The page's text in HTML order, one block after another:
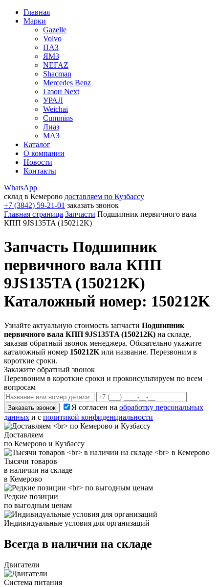
Главная
Марки
Gazelle
Volvo
ПАЗ
ЯМЗ
NEFAZ
Shacman
Mercedes Benz
Газон Next
УРАЛ
Weichai
Cummins
Лиаз
МАЗ
Каталог
О компании
Новости
Контакты
WhatsApp
склад в Кемерово доставляем по Кузбассу
+7 (3842) 59-21-01 заказать звонок
Главная страница Запчасти Подшипник первичного вала
КПП 9JS135TA (150212K)
Запчасть Подшипник
первичного вала КПП
9JS135TA (150212K)
Каталожный номер: 150212K
Узнайте актуальную стоимость запчасти Подшипник
первичного вала КПП 9JS135TA (150212K) на складе,
заказав обратный звонок менеджера. Обязательно укажите
каталожный номер 150212K или название. Перезвоним в
короткие сроки.
Закажите обратный звонок
Перезвоним в короткие сроки и проконсультируем по всем
вопросам
Заказать звонок Я согласен на обработку персональных
данных и с политикой конфиденциальности
Доставляем
по Кемерово и Кузбассу
Тысячи товаров
в наличии на складе
в Кемерово
Редкие позиции
по выгодным ценам
Индивидуальные условия для организаций
Всегда в наличии на складе
Двигатели
Система питания